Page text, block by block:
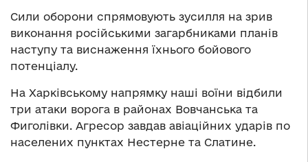
Сили оборони спрямовують зусилля на зрив
виконання російськими загарбниками планів
наступу та виснаження їхнього бойового
потенціалу.
На Харківському напрямку наші воїни відбили
три атаки ворога в районах Вовчанська та
Фиголівки. Агресор завдав авіаційних ударів по
населених пунктах Нестерне та Слатине.